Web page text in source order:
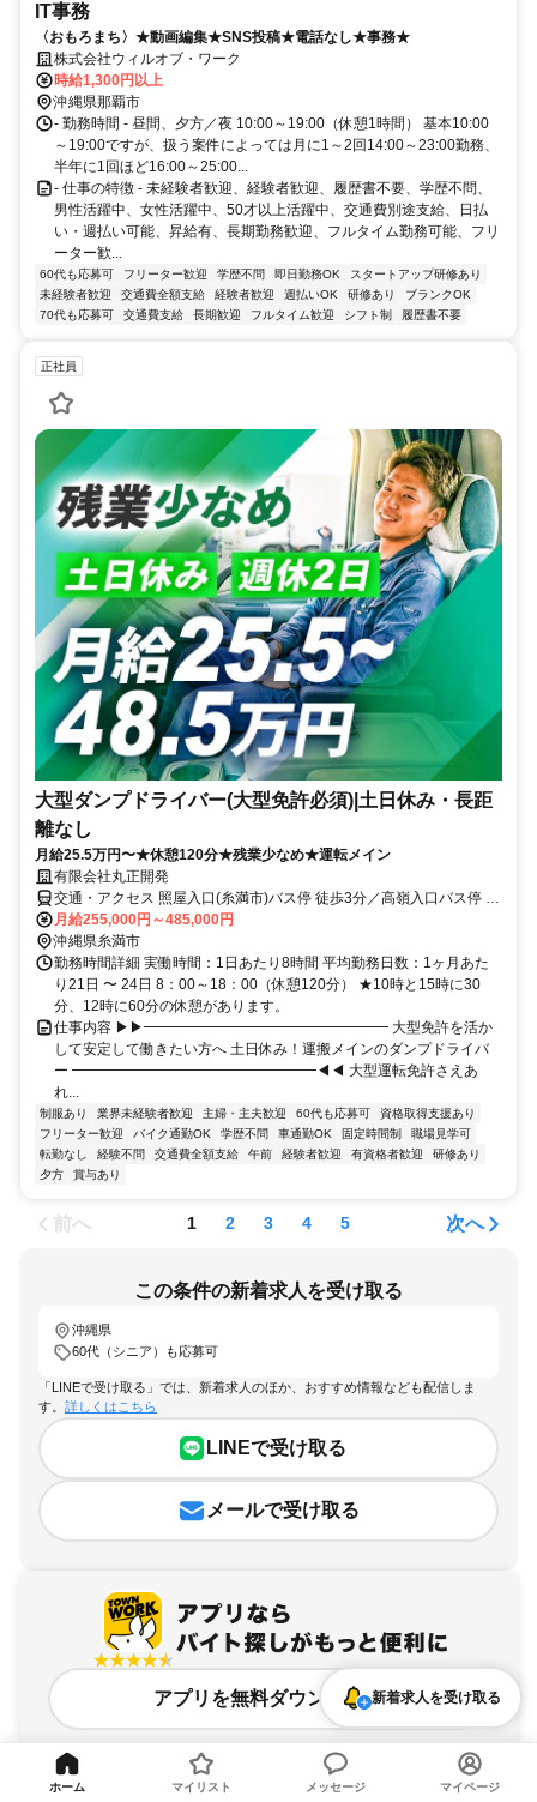
IT事務
〈おもろまち〉★動画編集★SNS投稿★電話なし★事務★
株式会社ウィルオブ・ワーク
時給1,300円以上
沖縄県那覇市
- 勤務時間 - 昼間、夕方／夜 10:00～19:00（休憩1時間） 基本10:00
～19:00ですが、扱う案件によっては月に1～2回14:00～23:00勤務、
半年に1回ほど16:00～25:00...
- 仕事の特徴 - 未経験者歓迎、経験者歓迎、履歴書不要、学歴不問、
男性活躍中、女性活躍中、50才以上活躍中、交通費別途支給、日払
い・週払い可能、昇給有、長期勤務歓迎、フルタイム勤務可能、フリ
ーター歓...
60代も応募可 フリーター歓迎 学歴不問 即日勤務OK
スタートアップ研修あり
未経験者歓迎
交通費全額支給 経験者歓迎 週払いOK 研修あり
ブランクOK
70代も応募可
交通費支給 長期歓迎 フルタイム歓迎 シフト制 履歴書不要
正社員
大型ダンプドライバー(大型免許必須)|土日休み・長距
離なし
月給25.5万円〜★休憩120分★残業少なめ★運転メイン
有限会社丸正開発
交通・アクセス 照屋入口(糸満市)バス停 徒歩3分／高嶺入口バス停 徒
歩4分
月給255,000円～485,000円
沖縄県糸満市
勤務時間詳細 実働時間：1日あたり8時間 平均勤務日数：1ヶ月あた
り21日 〜 24日 8：00～18：00（休憩120分） ★10時と15時に30
分、12時に60分の休憩があります。
仕事内容 ▶︎▶︎━━━━━━━━━━━━━━━━━ 大型免許を活か
して安定して働きたい方へ 土日休み！運搬メインのダンプドライバ
ー ━━━━━━━━━━━━━━━━━◀︎◀︎ 大型運転免許さえあ
れ...
制服あり 業界未経験者歓迎 主婦・主夫歓迎 60代も応募可
資格取得支援あり
フリーター歓迎
バイク通勤OK 学歴不問 車通勤OK 固定時間制
職場見学可
転勤なし
経験不問 交通費全額支給 午前 経験者歓迎 有資格者歓迎
研修あり
夕方
賞与あり
前へ 1 2 3 4 5 次へ
この条件の新着求人を受け取る
沖縄県
60代（シニア）も応募可
「LINEで受け取る」では、新着求人のほか、おすすめ情報なども配信しま
す。 詳しくはこちら
LINEで受け取る
メールで受け取る
アプリを無料ダウンロード新着求人を受け取る
ホーム マイリスト メッセージ マイページ